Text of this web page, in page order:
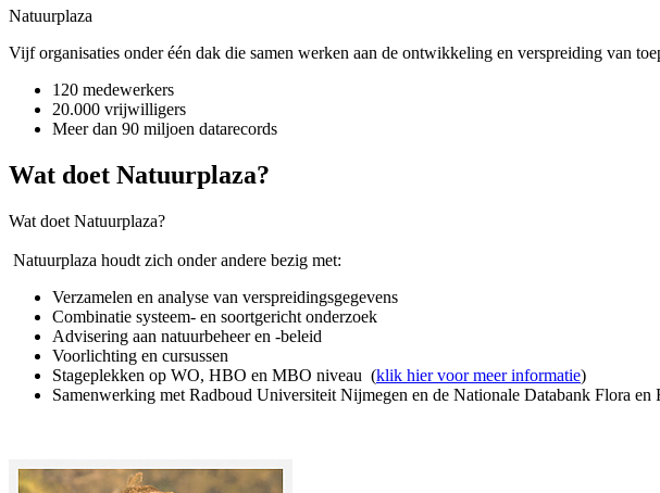
Natuurplaza
Vijf organisaties onder één dak die samen werken aan de ontwikkeling en verspreiding van
120 medewerkers
20.000 vrijwilligers
Meer dan 90 miljoen datarecords
Wat doet Natuurplaza?
Wat doet Natuurplaza?
Natuurplaza houdt zich onder andere bezig met:
Verzamelen en analyse van verspreidingsgegevens
Combinatie systeem- en soortgericht onderzoek
Advisering aan natuurbeheer en -beleid
Voorlichting en cursussen
Stageplekken op WO, HBO en MBO niveau (klik hier voor meer informatie)
Samenwerking met Radboud Universiteit Nijmegen en de Nationale Databank Flora en